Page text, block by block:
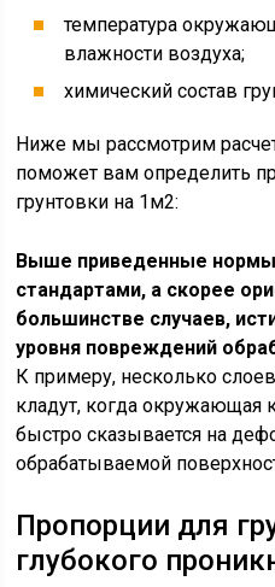
температура
влажности воздуха;
химический состав
Ниже мы рассмотрим
поможет вам определить
грунтовки на 1м2:
Выше приведенные нормы
стандартами, а скорее
большинстве случаев,
уровня повреждений
К примеру, несколько
кладут, когда окружающая
быстро сказывается на
обрабатываемой
Пропорции для
глубокого